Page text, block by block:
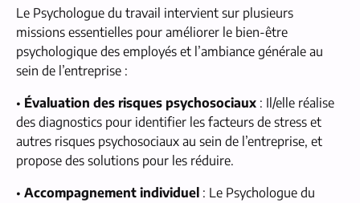
Le Psychologue du travail intervient sur plusieurs
missions essentielles pour améliorer le bien-être
psychologique des employés et l’ambiance générale au
sein de l’entreprise :
• Évaluation des risques psychosociaux : Il/elle réalise
des diagnostics pour identifier les facteurs de stress et
autres risques psychosociaux au sein de l’entreprise, et
propose des solutions pour les réduire.
• Accompagnement individuel : Le Psychologue du